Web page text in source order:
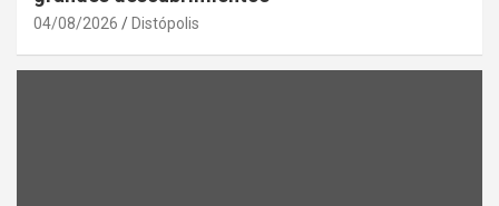
04/08/2026 Distópolis